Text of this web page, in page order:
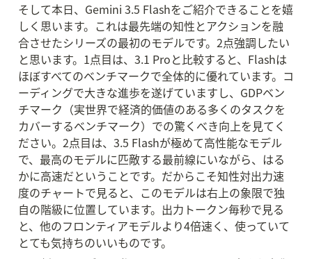
そして本日、Gemini 3.5 Flashをご紹介できることを嬉
しく思います。これは最先端の知性とアクションを融
合させたシリーズの最初のモデルです。2点強調したい
と思います。1点目は、3.1 Proと比較すると、Flashは
ほぼすべてのベンチマークで全体的に優れています。コ
ーディングで大きな進歩を遂げていますし、GDPベン
チマーク（実世界で経済的価値のある多くのタスクを
カバーするベンチマーク）での驚くべき向上を見てく
ださい。2点目は、3.5 Flashが極めて高性能なモデル
で、最高のモデルに匹敵する最前線にいながら、はる
かに高速だということです。だからこそ知性対出力速
度のチャートで見ると、このモデルは右上の象限で独
自の階級に位置しています。出力トークン毎秒で見る
と、他のフロンティアモデルより4倍速く、使っていて
とても気持ちのいいものです。